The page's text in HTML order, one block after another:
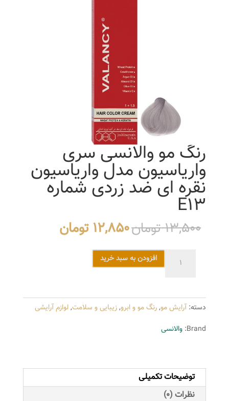
رنگ مو والانسی سری
واریاسیون مدل واریاسیون
نقره ای ضد زردی شماره
E13
13,500تومانقیمت
13,500 تومان
بود.
12,850تومانقیمت
سری
واریاسیون
مدل
ای
ضد
زردی
افزودن به سبد خرید
دسته:آرایش مو,رنگ مو و ابرو,زیبایی و سلامت,لوازم آرایشی
Brand: والانسی
توضیحات تکمیلی
نظرات (0)